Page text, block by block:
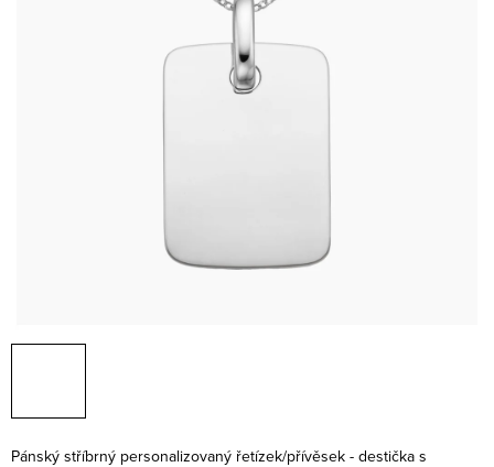
Pánský stříbrný personalizovaný řetízek/přívěsek - destička s